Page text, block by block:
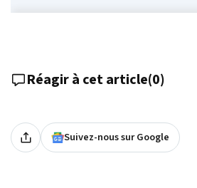
Réagir à cet article(0)
Suivez-nous sur Google